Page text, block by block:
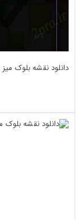
دانلود نقشه بلوک میز